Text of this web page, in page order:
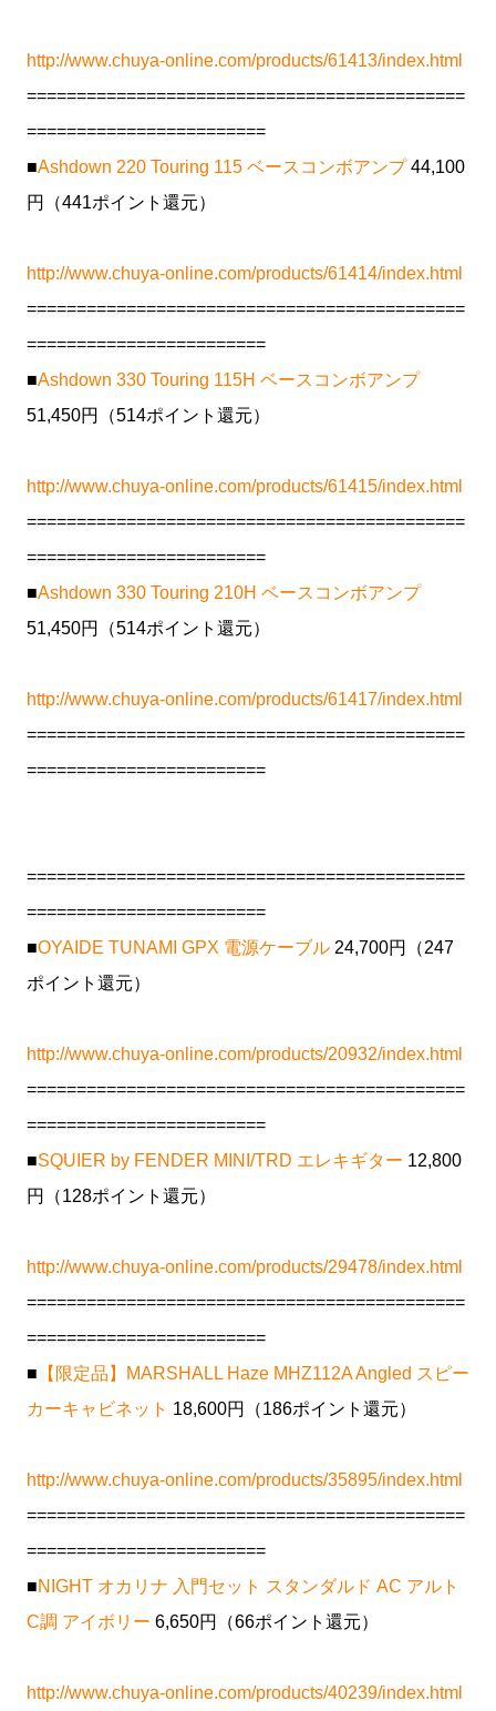
http://www.chuya-online.com/products/61413/index.html
============================================
========================
■Ashdown 220 Touring 115 ベースコンボアンプ44,100
円（441ポイント還元）
http://www.chuya-online.com/products/61414/index.html
============================================
========================
■Ashdown 330 Touring 115H ベースコンボアンプ
51,450円（514ポイント還元）
http://www.chuya-online.com/products/61415/index.html
============================================
========================
■Ashdown 330 Touring 210H ベースコンボアンプ
51,450円（514ポイント還元）
http://www.chuya-online.com/products/61417/index.html
============================================
========================
============================================
========================
■OYAIDE TUNAMI GPX 電源ケーブル 24,700円（247
ポイント還元）
http://www.chuya-online.com/products/20932/index.html
============================================
========================
■SQUIER by FENDER MINI/TRD エレキギター 12,800
円（128ポイント還元）
http://www.chuya-online.com/products/29478/index.html
============================================
========================
■ 【限定品】MARSHALL Haze MHZ112A Angled スピー
カーキャビネット 18,600円（186ポイント還元）
http://www.chuya-online.com/products/35895/index.html
============================================
========================
■NIGHT オカリナ 入門セット スタンダルド AC アルト
C調 アイボリー 6,650円（66ポイント還元）
http://www.chuya-online.com/products/40239/index.html